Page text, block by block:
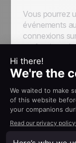
Vous pourrez
événements
connexions
acheter des
davantage
Cette
comprendre
le nouveau
prospects